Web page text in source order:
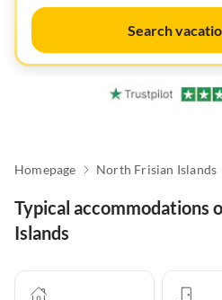
Search
Homepage North Frisian Islands
Typical accommodations
Islands